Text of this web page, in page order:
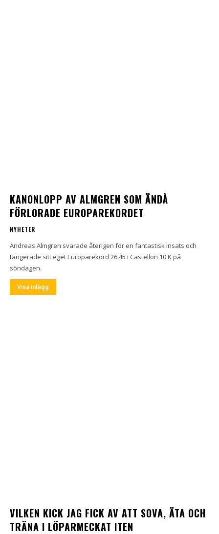
KANONLOPP AV ALMGREN SOM ÄNDÅ
FÖRLORADE EUROPAREKORDET
NYHETER
Andreas Almgren svarade återigen för en fantastisk insats och
tangerade sitt eget Europarekord 26.45 i Castellon 10 K på
söndagen.
Visa inlägg
VILKEN KICK JAG FICK AV ATT SOVA, ÄTA OCH
TRÄNA I LÖPARMECKAT ITEN